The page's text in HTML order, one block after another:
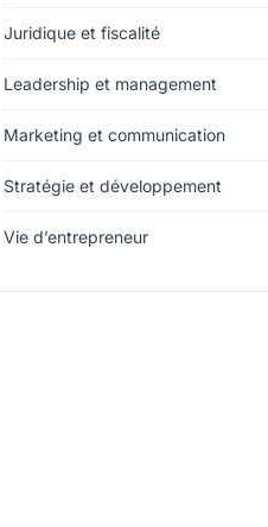
Juridique et fiscalité
Leadership et management
Marketing et communication
Stratégie et développement
Vie d’entrepreneur